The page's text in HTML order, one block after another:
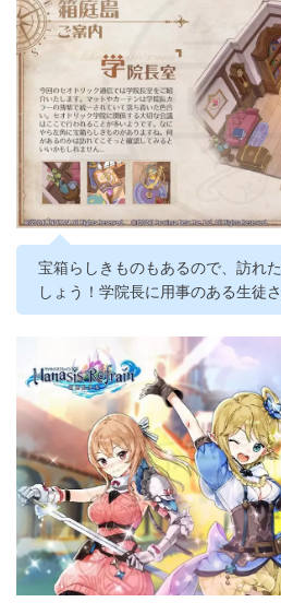
宝箱らしきものもあるので、訪れ
しょう！学院長に用事のある生徒